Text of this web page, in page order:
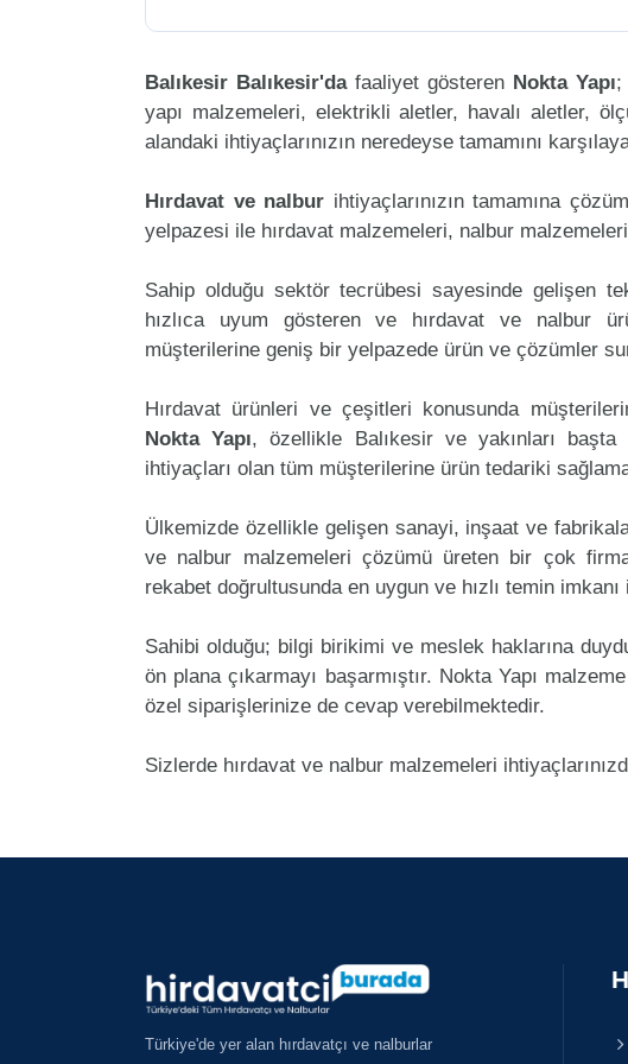
Balıkesir Balıkesir'dafaaliyet gösteren Nokta Yapı;
yapı malzemeleri, elektrikli aletler, havalı aletler,
alandaki ihtiyaçlarınızın neredeyse tamamını
Hırdavat ve nalbur ihtiyaçlarınızın tamamına
yelpazesi ile hırdavat malzemeleri, nalbur malzemeleri
Sahip olduğu sektör tecrübesi sayesinde gelişen
hızlıca uyum gösteren ve hırdavat ve nalbur
müşterilerine geniş bir yelpazede ürün ve çözümler
Hırdavat ürünleri ve çeşitleri konusunda
Nokta Yapı, özellikle Balıkesir ve yakınları
ihtiyaçları olan tüm müşterilerine ürün tedariki
Ülkemizde özellikle gelişen sanayi, inşaat ve
ve nalbur malzemeleri çözümü üreten bir çok
rekabet doğrultusunda en uygun ve hızlı temin
Sahibi olduğu; bilgi birikimi ve meslek haklarına
ön plana çıkarmayı başarmıştır. Nokta Yapı
özel siparişlerinize de cevap verebilmektedir.
Sizlerde hırdavat ve nalbur malzemeleri
Türkiye'de yer alan hırdavatçı ve nalburlar